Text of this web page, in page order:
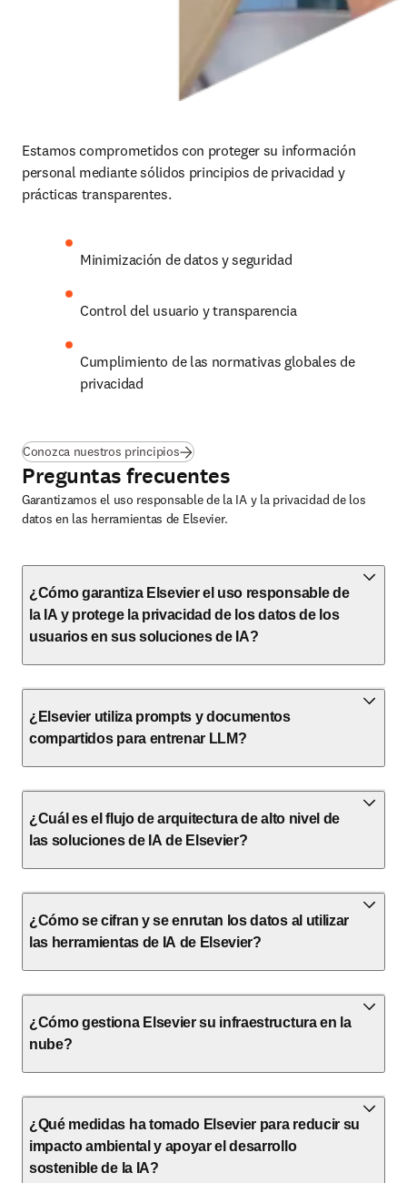
Estamos comprometidos con proteger su información
personal mediante sólidos principios de privacidad y
prácticas transparentes.
Minimización de datos y seguridad
Control del usuario y transparencia
Cumplimiento de las normativas globales de
privacidad
Conozca nuestros principios
Preguntas frecuentes
Garantizamos el uso responsable de la IA y la privacidad de los
datos en las herramientas de Elsevier.
¿Cómo garantiza Elsevier el uso responsable de
la IA y protege la privacidad de los datos de los
usuarios en sus soluciones de IA?
¿Elsevier utiliza prompts y documentos
compartidos para entrenar LLM?
¿Cuál es el flujo de arquitectura de alto nivel de
las soluciones de IA de Elsevier?
¿Cómo se cifran y se enrutan los datos al utilizar
las herramientas de IA de Elsevier?
¿Cómo gestiona Elsevier su infraestructura en la
nube?
¿Qué medidas ha tomado Elsevier para reducir su
impacto ambiental y apoyar el desarrollo
sostenible de la IA?